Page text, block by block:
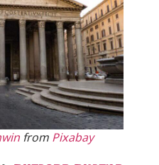
from Pixabay